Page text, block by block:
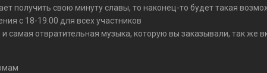
получить свою минуту славы, то наконец-то будет такая
с 18-19.00 для всех участников
самая отвратительная музыка, которую вы заказывали, так же